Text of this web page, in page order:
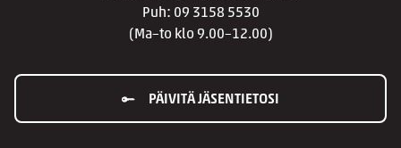
Puh: 09 3158 5530
(Ma–to klo 9.00–12.00)
PÄIVITÄ JÄSENTIETOSI